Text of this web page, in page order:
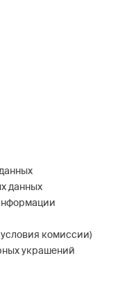
данных
комиссии)
украшений